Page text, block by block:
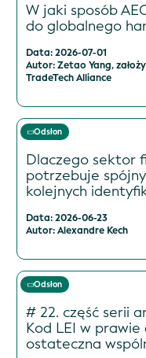
W jaki sposób
do globalnego
Data: 2026-07-01
Autor: Zetao Yang,
TradeTech Alliance
Odsłon
Dlaczego sektor
potrzebuje
kolejnych
Data: 2026-06-23
Autor: Alexandre Kech
Odsłon
# 22. część serii
Kod LEI w
ostateczna